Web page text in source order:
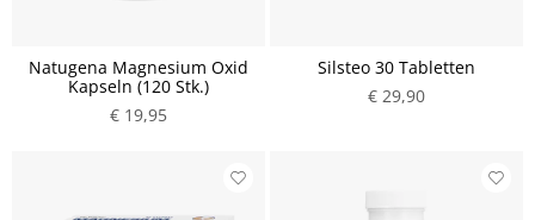
Natugena Magnesium Oxid
Kapseln (120 Stk.)
€ 19,95
Silsteo 30 Tabletten
€ 29,90